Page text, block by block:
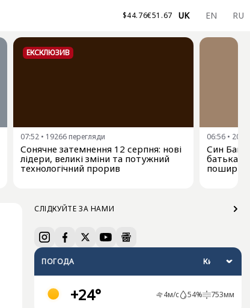
$44.76€51.67 UK EN RU
ЕКСКЛЮЗИВ
07:52 • 19266 перегляди
Сонячне затемнення 12 серпня: нові
лідери, великі зміни та потужний
технологічний прорив
06:56 •
Син
батька-
СЛІДКУЙТЕ ЗА НАМИ
ПОГОДА
+24° 4м/с 54% 753мм